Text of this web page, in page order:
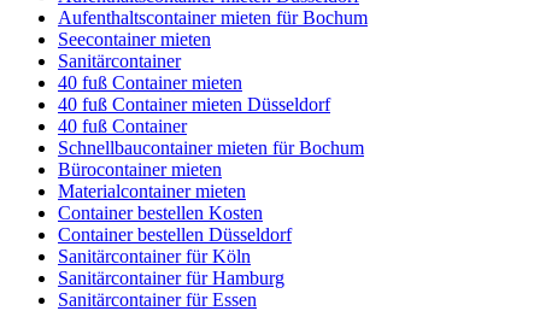
Aufenthaltscontainer mieten für Bochum
Seecontainer mieten
Sanitärcontainer
40 fuß Container mieten
40 fuß Container mieten Düsseldorf
40 fuß Container
Schnellbaucontainer mieten für Bochum
Bürocontainer mieten
Materialcontainer mieten
Container bestellen Kosten
Container bestellen Düsseldorf
Sanitärcontainer für Köln
Sanitärcontainer für Hamburg
Sanitärcontainer für Essen